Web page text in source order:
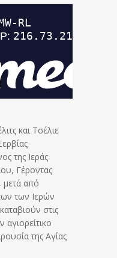
και Τσέλιε
της Ιεράς
Γέροντας
μετά από
των Ιερών
στις
της Αγίας